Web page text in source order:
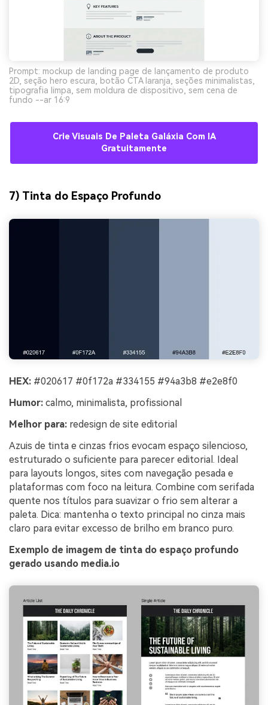
Prompt: mockup de landing page de lançamento de produto
2D, seção hero escura, botão CTA laranja, seções minimalistas,
tipografia limpa, sem moldura de dispositivo, sem cena de
fundo --ar 16:9
Crie Visuais De Paleta Galáxia Com IA
Gratuitamente
7) Tinta do Espaço Profundo
HEX: #020617 #0f172a #334155 #94a3b8 #e2e8f0
Humor: calmo, minimalista, profissional
Melhor para: redesign de site editorial
Azuis de tinta e cinzas frios evocam espaço silencioso,
estruturado o suficiente para parecer editorial. Ideal
para layouts longos, sites com navegação pesada e
plataformas com foco na leitura. Combine com serifada
quente nos títulos para suavizar o frio sem alterar a
paleta. Dica: mantenha o texto principal no cinza mais
claro para evitar excesso de brilho em branco puro.
Exemplo de imagem de tinta do espaço profundo
gerado usando media.io